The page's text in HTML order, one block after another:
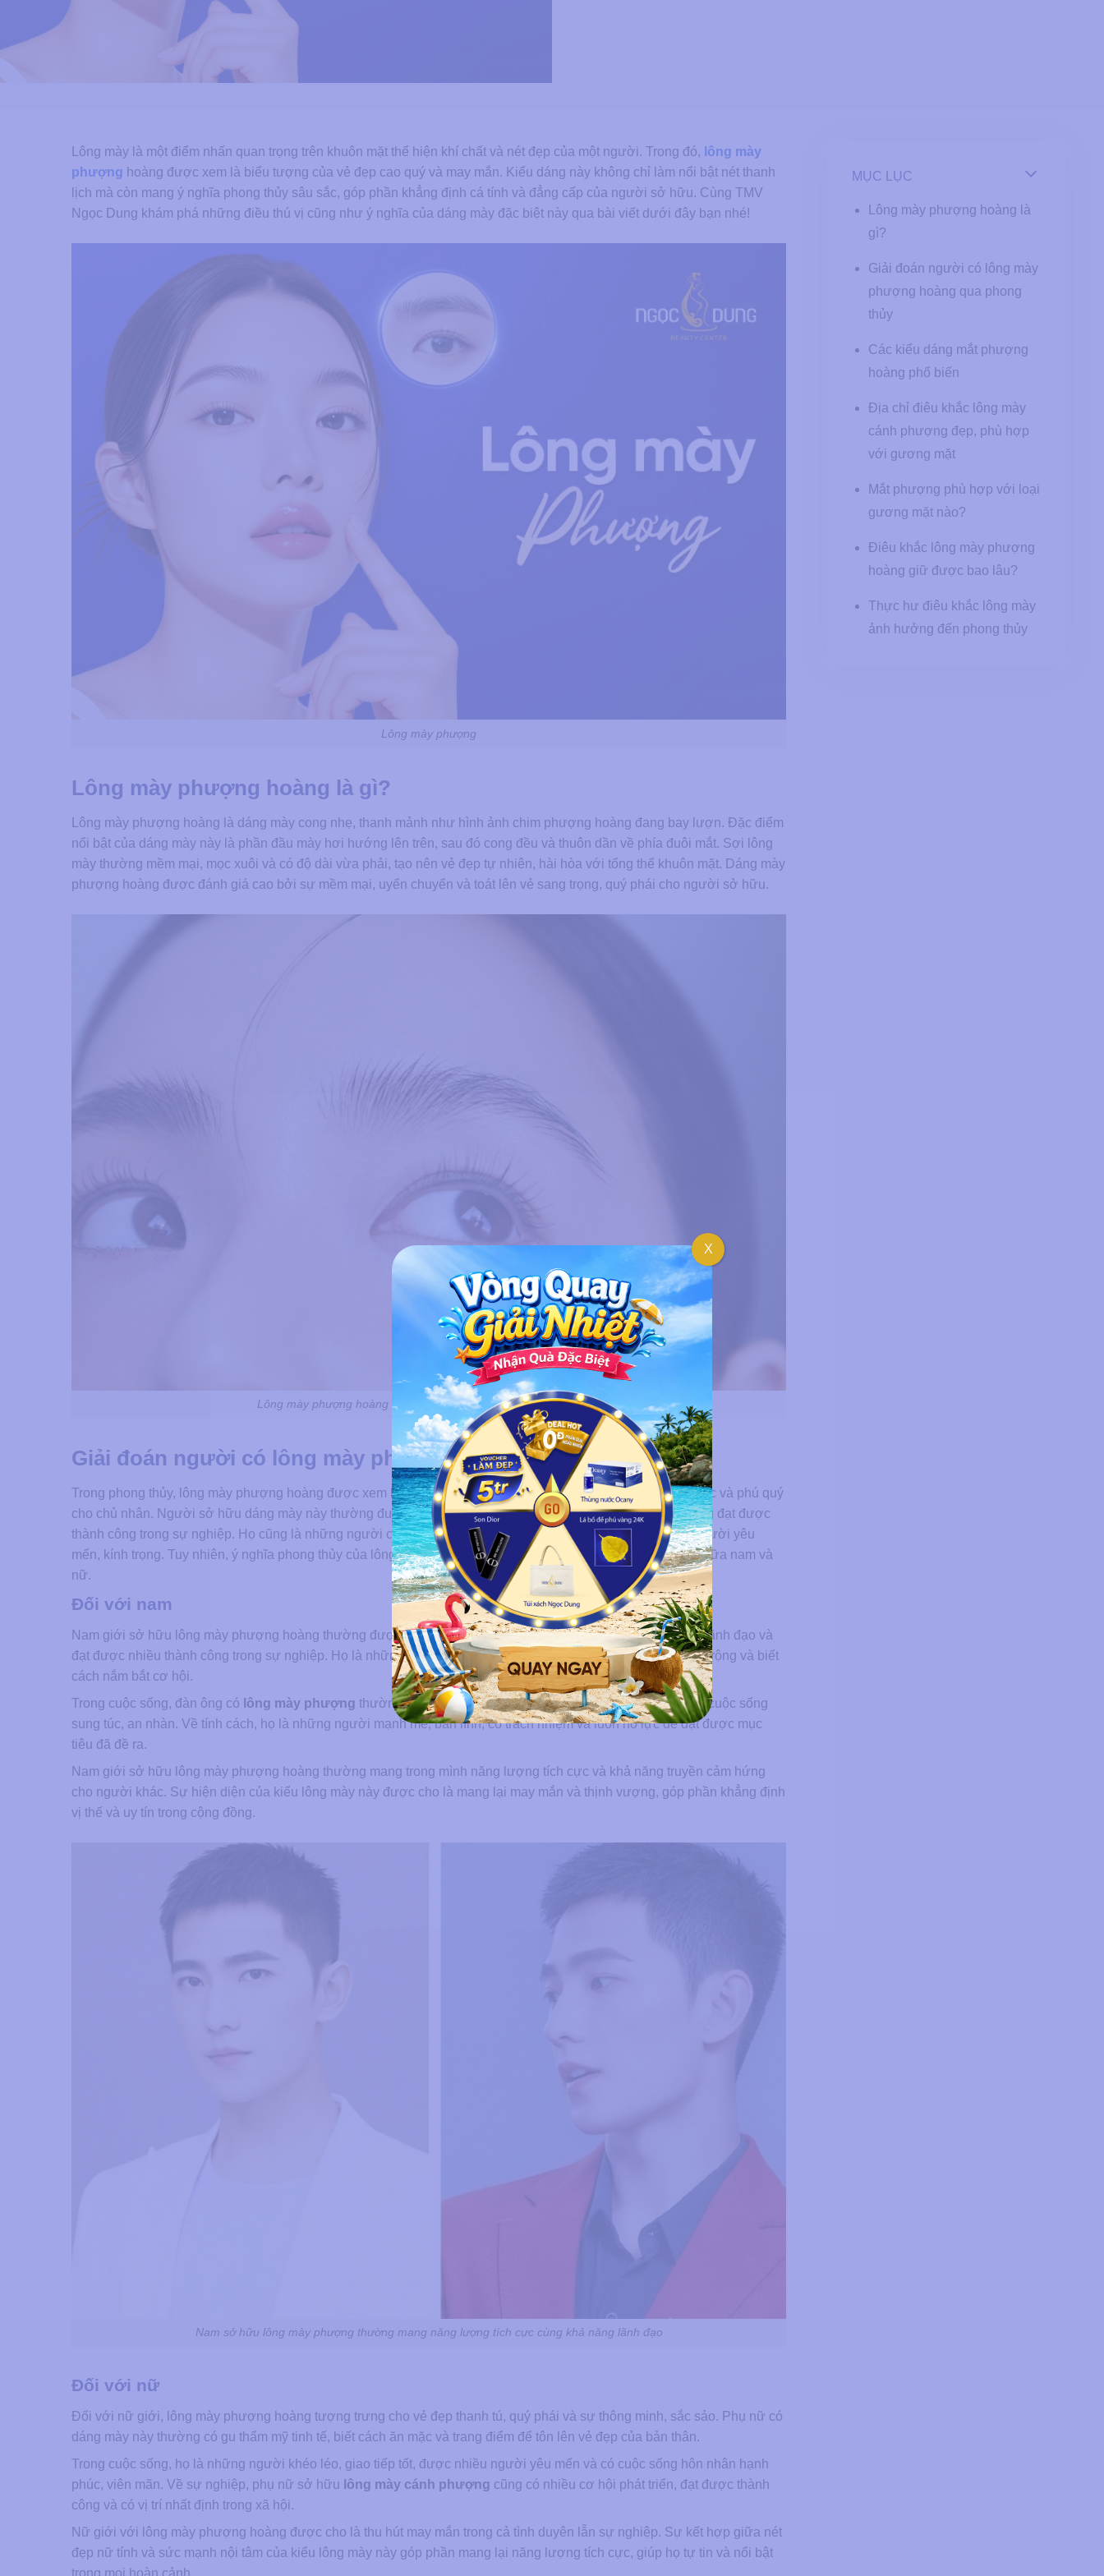
Lông mày là một điểm nhấn quan trọng trên khuôn mặt thể hiện khí chất và nét đẹp của một người. Trong đó, lông mày
phượng hoàng được xem là biểu tượng của vẻ đẹp cao quý và may mắn. Kiểu dáng này không chỉ làm nổi bật nét thanh
lịch mà còn mang ý nghĩa phong thủy sâu sắc, góp phần khẳng định cá tính và đẳng cấp của người sở hữu. Cùng TMV
Ngọc Dung khám phá những điều thú vị cũng như ý nghĩa của dáng mày đặc biệt này qua bài viết dưới đây bạn nhé!
Lông mày phượng
Lông mày phượng hoàng là gì?
Lông mày phượng hoàng là dáng mày cong nhẹ, thanh mảnh như hình ảnh chim phượng hoàng đang bay lượn. Đặc điểm
nổi bật của dáng mày này là phần đầu mày hơi hướng lên trên, sau đó cong đều và thuôn dần về phía đuôi mắt. Sợi lông
mày thường mềm mại, mọc xuôi và có độ dài vừa phải, tạo nên vẻ đẹp tự nhiên, hài hòa với tổng thể khuôn mặt. Dáng mày
phượng hoàng được đánh giá cao bởi sự mềm mại, uyển chuyển và toát lên vẻ sang trọng, quý phái cho người sở hữu.
Lông mày phượng hoàng mang lại vẻ đẹp cuốn hút và thanh thoát
Giải đoán người có lông mày phượng hoàng qua phong thủy
Trong phong thủy, lông mày phượng hoàng được xem là một tướng mày quý, mang đến nhiều may mắn, tài lộc và phú quý
cho chủ nhân. Người sở hữu dáng mày này thường được cho là thông minh, tài giỏi, có chí hướng và dễ dàng đạt được
thành công trong sự nghiệp. Họ cũng là những người có nhân cách cao đẹp, sống tình cảm và được nhiều người yêu
mến, kính trọng. Tuy nhiên, ý nghĩa phong thủy của lông mày phượng hoàng cũng có sự khác biệt nhất định giữa nam và
nữ.
Đối với nam
Nam giới sở hữu lông mày phượng hoàng thường được đánh giá là người có tướng làm quan, có khả năng lãnh đạo và
đạt được nhiều thành công trong sự nghiệp. Họ là những người thông minh, quyết đoán, có tầm nhìn xa trông rộng và biết
cách nắm bắt cơ hội.
Trong cuộc sống, đàn ông có lông mày phượng thường gặp nhiều may mắn, tài lộc dồi dào và được hưởng cuộc sống
sung túc, an nhàn. Về tính cách, họ là những người mạnh mẽ, bản lĩnh, có trách nhiệm và luôn nỗ lực để đạt được mục
tiêu đã đề ra.
Nam giới sở hữu lông mày phượng hoàng thường mang trong mình năng lượng tích cực và khả năng truyền cảm hứng
cho người khác. Sự hiện diện của kiểu lông mày này được cho là mang lại may mắn và thịnh vượng, góp phần khẳng định
vị thế và uy tín trong cộng đồng.
Nam sở hữu lông mày phượng thường mang năng lượng tích cực cùng khả năng lãnh đạo
Đối với nữ
Đối với nữ giới, lông mày phượng hoàng tượng trưng cho vẻ đẹp thanh tú, quý phái và sự thông minh, sắc sảo. Phụ nữ có
dáng mày này thường có gu thẩm mỹ tinh tế, biết cách ăn mặc và trang điểm để tôn lên vẻ đẹp của bản thân.
Trong cuộc sống, họ là những người khéo léo, giao tiếp tốt, được nhiều người yêu mến và có cuộc sống hôn nhân hạnh
phúc, viên mãn. Về sự nghiệp, phụ nữ sở hữu lông mày cánh phượng cũng có nhiều cơ hội phát triển, đạt được thành
công và có vị trí nhất định trong xã hội.
Nữ giới với lông mày phượng hoàng được cho là thu hút may mắn trong cả tình duyên lẫn sự nghiệp. Sự kết hợp giữa nét
đẹp nữ tính và sức mạnh nội tâm của kiểu lông mày này góp phần mang lại năng lượng tích cực, giúp họ tự tin và nổi bật
trong mọi hoàn cảnh.
MỤC LỤC
Lông mày phượng hoàng là
gì?
Giải đoán người có lông mày
phượng hoàng qua phong
thủy
Các kiểu dáng mắt phượng
hoàng phổ biến
Địa chỉ điêu khắc lông mày
cánh phượng đẹp, phù hợp
với gương mặt
Mắt phượng phù hợp với loại
gương mặt nào?
Điêu khắc lông mày phượng
hoàng giữ được bao lâu?
Thực hư điêu khắc lông mày
ảnh hưởng đến phong thủy
X